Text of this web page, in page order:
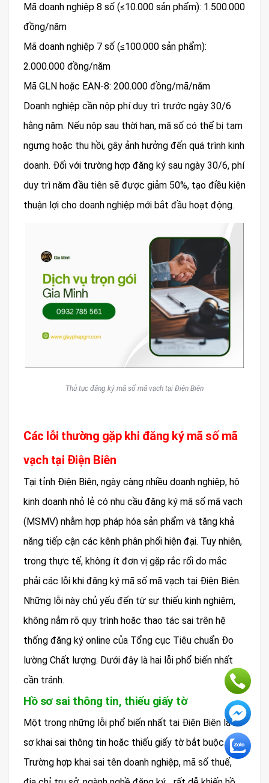
Mã doanh nghiệp 8 số (≤10.000 sản phẩm): 1.500.000
đồng/năm
Mã doanh nghiệp 7 số (≤100.000 sản phẩm):
2.000.000 đồng/năm
Mã GLN hoặc EAN-8: 200.000 đồng/mã/năm
Doanh nghiệp cần nộp phí duy trì trước ngày 30/6
hằng năm. Nếu nộp sau thời hạn, mã số có thể bị tạm
ngưng hoặc thu hồi, gây ảnh hưởng đến quá trình kinh
doanh. Đối với trường hợp đăng ký sau ngày 30/6, phí
duy trì năm đầu tiên sẽ được giảm 50%, tạo điều kiện
thuận lợi cho doanh nghiệp mới bắt đầu hoạt động.
Thủ tục đăng ký mã số mã vạch tại Điện Biên
Các lỗi thường gặp khi đăng ký mã số mã
vạch tại Điện Biên
Tại tỉnh Điện Biên, ngày càng nhiều doanh nghiệp, hộ
kinh doanh nhỏ lẻ có nhu cầu đăng ký mã số mã vạch
(MSMV) nhằm hợp pháp hóa sản phẩm và tăng khả
năng tiếp cận các kênh phân phối hiện đại. Tuy nhiên,
trong thực tế, không ít đơn vị gặp rắc rối do mắc
phải các lỗi khi đăng ký mã số mã vạch tại Điện Biên.
Những lỗi này chủ yếu đến từ sự thiếu kinh nghiệm,
không nắm rõ quy trình hoặc thao tác sai trên hệ
thống đăng ký online của Tổng cục Tiêu chuẩn Đo
lường Chất lượng. Dưới đây là hai lỗi phổ biến nhất
cần tránh.
Hồ sơ sai thông tin, thiếu giấy tờ
Một trong những lỗi phổ biến nhất tại Điện Biên là hồ
sơ khai sai thông tin hoặc thiếu giấy tờ bắt buộc.
Trường hợp khai sai tên doanh nghiệp, mã số thuế,